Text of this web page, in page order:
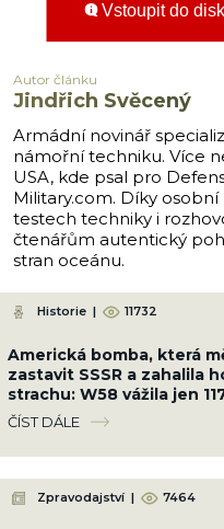
Vstoupit do
Autor článku
Jindřich Svěcený
Armádní novinář
námořní techniku. Více
USA, kde psal pro
Military.com. Díky osobní
testech techniky i
čtenářům autentický
stran oceánu.
Historie | 11732
Americká bomba, která
zastavit SSSR a zahalila
strachu: W58 vážila jen
měla sílu 200 kilotun
ČÍST DÁLE
Zpravodajství | 7464